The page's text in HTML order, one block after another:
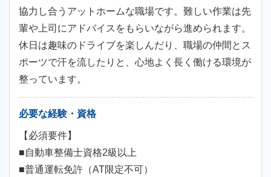
協力し合うアットホームな職場です。難しい作業は先
輩や上司にアドバイスをもらいながら進められます。
休日は趣味のドライブを楽しんだり、職場の仲間とス
ポーツで汗を流したりと、心地よく長く働ける環境が
整っています。
必要な経験・資格
【必須要件】
■自動車整備士資格2級以上
■普通運転免許（AT限定不可）